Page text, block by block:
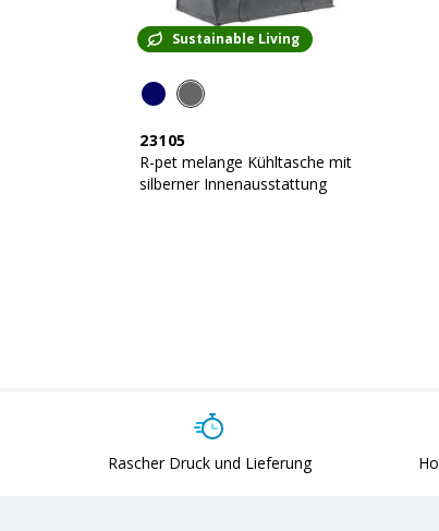
Sustainable Living
23105
R-pet melange Kühltasche mit
silberner Innenausstattung
Rascher Druck und Lieferung